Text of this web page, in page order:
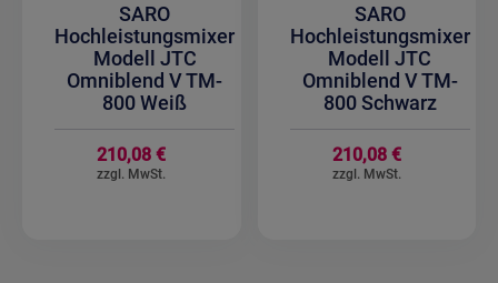
SARO
Hochleistungsmixer
Modell JTC
Omniblend V TM-
800 Weiß
210,08 €
SARO
Hochleistungsmixer
Modell JTC
Omniblend V TM-
800 Schwarz
210,08 €